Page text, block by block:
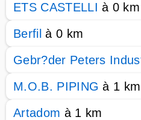
ETS CASTELLI à 0 km
Berfil à 0 km
Gebr?der Peters
M.O.B. PIPING à 1 km
Artadom à 1 km